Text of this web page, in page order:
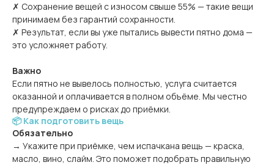
✗ Сохранение вещей с износом свыше 55% — такие вещи
принимаем без гарантий сохранности.
✗ Результат, если вы уже пытались вывести пятно дома —
это усложняет работу.
Важно
Если пятно не вывелось полностью, услуга считается
оказанной и оплачивается в полном объёме. Мы честно
предупреждаем о рисках до приёмки.
📦 Как подготовить вещь
Обязательно
→ Укажите при приёмке, чем испачкана вещь — краска,
масло, вино, слайм. Это поможет подобрать правильную